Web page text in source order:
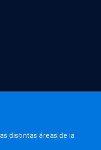
distintas áreas de la